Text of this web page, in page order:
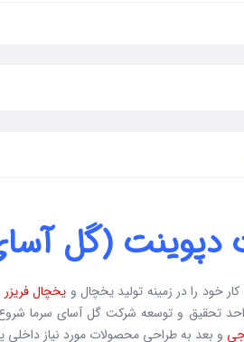
(گل
خود را در زمینه تولید یخچال و یخچال
تحقیق و توسعه شرکت گل آسای سرما
و بعد به طراحی محصولات مورد نیاز داخلی